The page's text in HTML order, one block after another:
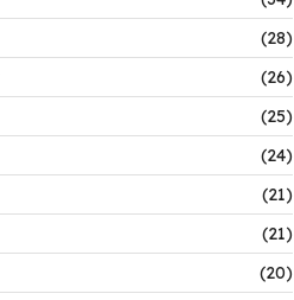
(28)
(26)
(25)
(24)
(21)
(21)
(20)